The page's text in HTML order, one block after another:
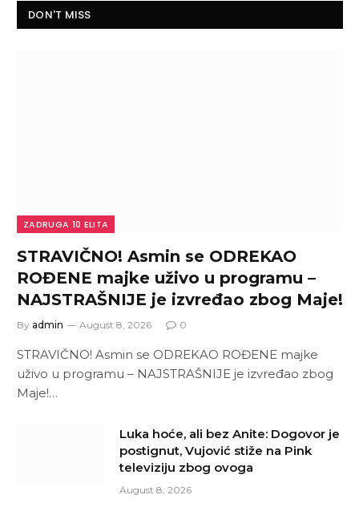
DON'T MISS
ZADRUGA 10 ELITA
STRAVIČNO! Asmin se ODREKAO
ROĐENE majke uživo u programu –
NAJSTRAŠNIJE je izvređao zbog Maje!
By admin August 8, 2026 0
STRAVIČNO! Asmin se ODREKAO ROĐENE majke
uživo u programu – NAJSTRAŠNIJE je izvređao zbog
Maje!…
Luka hoće, ali bez Anite: Dogovor je
postignut, Vujović stiže na Pink
televiziju zbog ovoga
August 8, 2026